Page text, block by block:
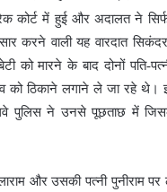
कोर्ट में हुई और अदालत ने
करने वाली यह वारदात
को मारने के बाद दोनों पति-
ठिकाने लगाने ले जा रहे थे।
पुलिस ने उनसे पूछताछ में
और उसकी पत्नी पुनीराम